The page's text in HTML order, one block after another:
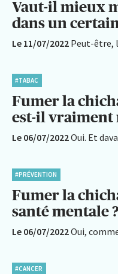
Vaut-il mieux
dans un
Le 11/07/2022 Peut-être,
#TABAC
Fumer la
est-il vraiment
Le 06/07/2022Oui. Et
#PRÉVENTION
Fumer la
santé mentale ?
Le 06/07/2022Oui,
#CANCER